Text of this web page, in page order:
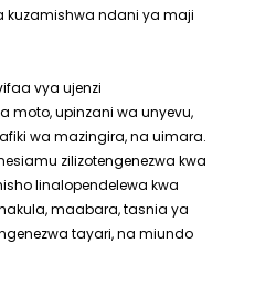
ndani ya maji
vya ujenzi
moto, upinzani wa unyevu,
wa mazingira, na uimara.
zilizotengenezwa kwa
linalopendelewa kwa
maabara, tasnia ya
tayari, na miundo